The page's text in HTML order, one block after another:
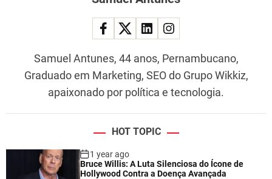
Samuel Antunes, 44 anos, Pernambucano,
Graduado em Marketing, SEO do Grupo Wikkiz,
apaixonado por política e tecnologia.
HOT TOPIC
1 year ago
Bruce Willis: A Luta Silenciosa do Ícone de
Hollywood Contra a Doença Avançada